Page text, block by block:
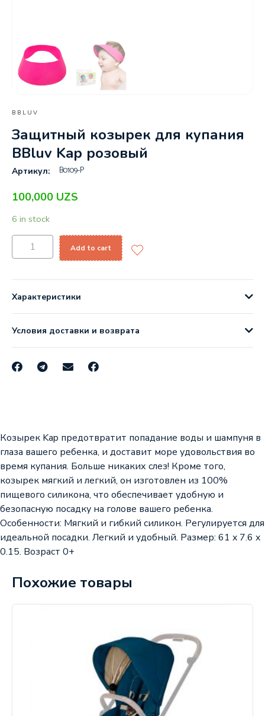
BBLUV
Защитный козырек для купания
BBluv Kap розовый
Артикул: B0109-P
100,000 UZS
6 in stock
Add to cart
Характеристики
Условия доставки и возврата
Козырек Kap предотвратит попадание воды и шампуня в
глаза вашего ребенка, и доставит море удовольствия во
время купания. Больше никаких слез! Кроме того,
козырек мягкий и легкий, он изготовлен из 100%
пищевого силикона, что обеспечивает удобную и
безопасную посадку на голове вашего ребенка.
Особенности: Мягкий и гибкий силикон. Регулируется для
идеальной посадки. Легкий и удобный. Размер: 61 x 7.6 x
0.15. Возраст 0+
Похожие товары